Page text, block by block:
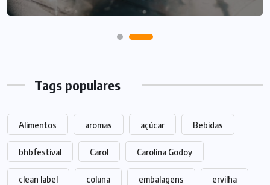
Tags populares
Alimentos aromas açúcar Bebidas
bhbfestival Carol Carolina Godoy
clean label coluna embalagens ervilha